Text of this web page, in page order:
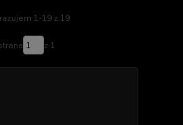
1-19 z 19
z 1